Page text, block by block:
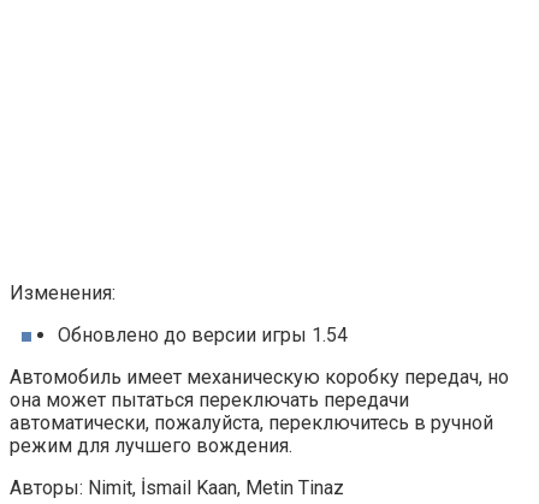
Изменения:
Обновлено до версии игры 1.54
Автомобиль имеет механическую коробку передач, но
она может пытаться переключать передачи
автоматически, пожалуйста, переключитесь в ручной
режим для лучшего вождения.
Авторы: Nimit, İsmail Kaan, Metin Tinaz